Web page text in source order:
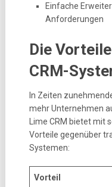
Einfache
Anforderungen
Die
CRM-
In Zeiten
mehr Unternehmen
Lime CRM bietet mit
Vorteile gegenüber
Systemen:
Vorteil